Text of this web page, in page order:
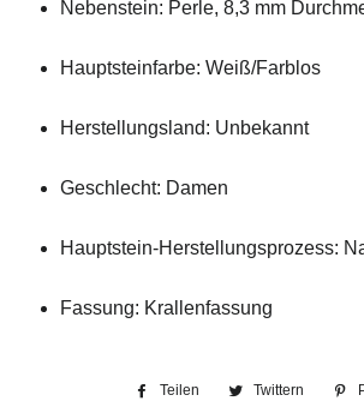
Nebenstein: Perle, 8,3 mm
Hauptsteinfarbe: Weiß/Farblos
Herstellungsland: Unbekannt
Geschlecht: Damen
Hauptstein-Herstellungsprozess:
Fassung: Krallenfassung
Teilen
Auf
Twittern
Auf